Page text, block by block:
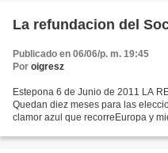
La refundacion del
Publicado en 06/06/p. m. 19:45
Por oigresz
Estepona 6 de Junio de 2011 LA
Quedan diez meses para las
clamor azul que recorreEuropa y